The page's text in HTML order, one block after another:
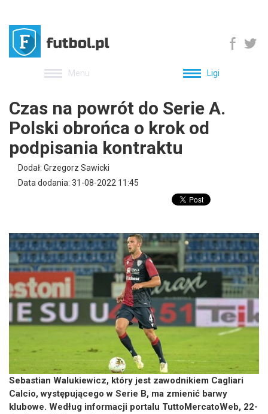
Menu Ligi
Czas na powrót do Serie A.
Polski obrońca o krok od
podpisania kontraktu
Dodał: Grzegorz Sawicki
Data dodania: 31-08-2022 11:45
Sebastian Walukiewicz, który jest zawodnikiem Cagliari
Calcio, występującego w Serie B, ma zmienić barwy
klubowe. Według informacji portalu TuttoMercatoWeb, 22-